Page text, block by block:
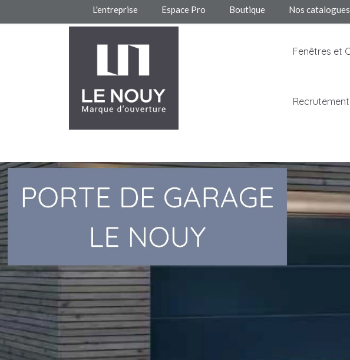
L'entreprise Espace Pro Boutique Nos catalogues
Fenêtres et
Recrutement